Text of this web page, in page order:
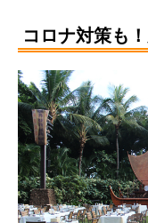
コロナ対策も